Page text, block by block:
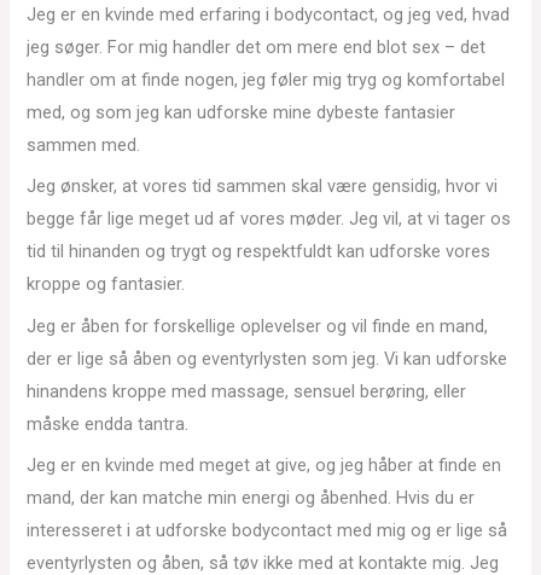
Jeg er en kvinde med erfaring i bodycontact, og jeg ved, hvad
jeg søger. For mig handler det om mere end blot sex – det
handler om at finde nogen, jeg føler mig tryg og komfortabel
med, og som jeg kan udforske mine dybeste fantasier
sammen med.
Jeg ønsker, at vores tid sammen skal være gensidig, hvor vi
begge får lige meget ud af vores møder. Jeg vil, at vi tager os
tid til hinanden og trygt og respektfuldt kan udforske vores
kroppe og fantasier.
Jeg er åben for forskellige oplevelser og vil finde en mand,
der er lige så åben og eventyrlysten som jeg. Vi kan udforske
hinandens kroppe med massage, sensuel berøring, eller
måske endda tantra.
Jeg er en kvinde med meget at give, og jeg håber at finde en
mand, der kan matche min energi og åbenhed. Hvis du er
interesseret i at udforske bodycontact med mig og er lige så
eventyrlysten og åben, så tøv ikke med at kontakte mig. Jeg